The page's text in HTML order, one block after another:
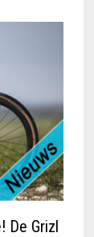
De Grizl